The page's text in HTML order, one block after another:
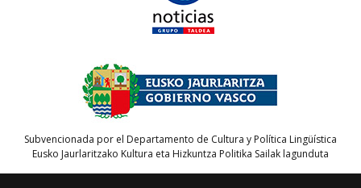
Subvencionada por el Departamento de Cultura y Política Lingüística
Eusko Jaurlaritzako Kultura eta Hizkuntza Politika Sailak lagunduta